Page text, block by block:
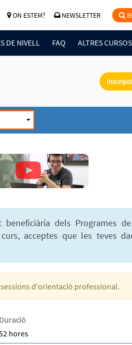
ON ESTEM? NEWSLETTER
DE NIVELL FAQ ALTRES CURSOS
dels Programes
acceptes que les teves
d'orientació professional.
Duració
hores